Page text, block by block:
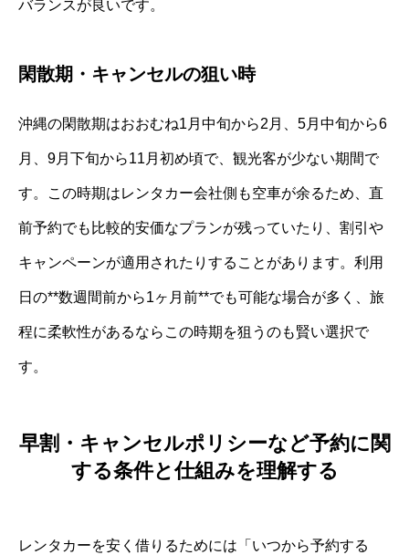
バランスが良いです。
閑散期・キャンセルの狙い時
沖縄の閑散期はおおむね1月中旬から2月、5月中旬から6
月、9月下旬から11月初め頃で、観光客が少ない期間で
す。この時期はレンタカー会社側も空車が余るため、直
前予約でも比較的安価なプランが残っていたり、割引や
キャンペーンが適用されたりすることがあります。利用
日の**数週間前から1ヶ月前**でも可能な場合が多く、旅
程に柔軟性があるならこの時期を狙うのも賢い選択で
す。
早割・キャンセルポリシーなど予約に関
する条件と仕組みを理解する
レンタカーを安く借りるためには「いつから予約する